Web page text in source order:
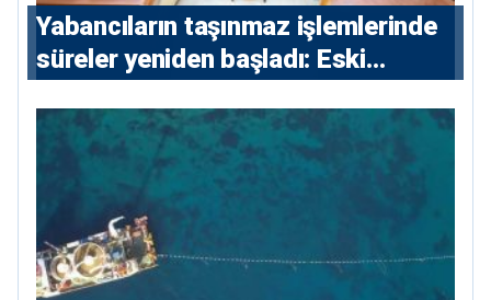
Yabancıların taşınmaz işlemlerinde
süreler yeniden başladı: Eski
konutlara 36 ay